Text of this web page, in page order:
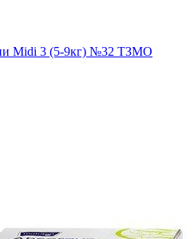
Midi 3 (5-9кг) №32 ТЗМО